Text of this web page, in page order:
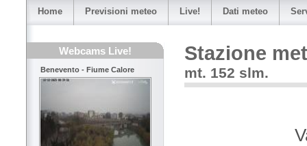
Home Previsioni meteo Live! Dati meteo
Webcams Live!
Benevento - Fiume Calore
Stazione
mt. 152 slm.